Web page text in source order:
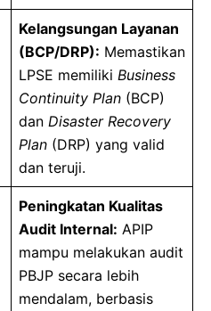
Kelangsungan Layanan
(BCP/DRP): Memastikan
LPSE memiliki Business
Continuity Plan (BCP)
dan Disaster Recovery
Plan (DRP) yang valid
dan teruji.
Peningkatan Kualitas
Audit Internal: APIP
mampu melakukan audit
PBJP secara lebih
mendalam, berbasis